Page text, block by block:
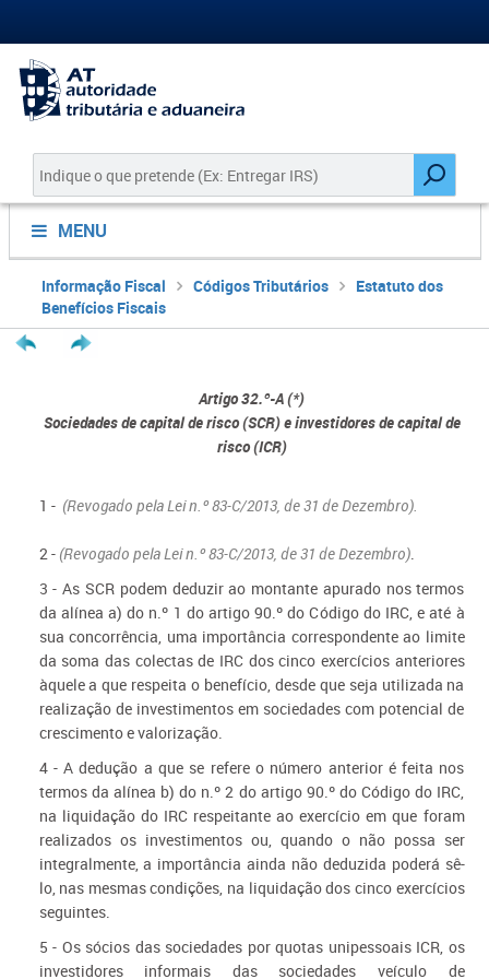
MENU
Informação Fiscal Códigos Tributários
Estatuto dos
Benefícios Fiscais
Artigo 32.º-A (*)
Sociedades de capital de risco (SCR) e investidores de capital de
risco (ICR)
1 - (Revogado pela Lei n.º 83-C/2013, de 31 de Dezembro).
2 - (Revogado pela Lei n.º 83-C/2013, de 31 de Dezembro).
3 - As SCR podem deduzir ao montante apurado nos termos
da alínea a) do n.º 1 do artigo 90.º do Código do IRC, e até à
sua concorrência, uma importância correspondente ao limite
da soma das colectas de IRC dos cinco exercícios anteriores
àquele a que respeita o benefício, desde que seja utilizada na
realização de investimentos em sociedades com potencial de
crescimento e valorização.
4 - A dedução a que se refere o número anterior é feita nos
termos da alínea b) do n.º 2 do artigo 90.º do Código do IRC,
na liquidação do IRC respeitante ao exercício em que foram
realizados os investimentos ou, quando o não possa ser
integralmente, a importância ainda não deduzida poderá sê-
lo, nas mesmas condições, na liquidação dos cinco exercícios
seguintes.
5 - Os sócios das sociedades por quotas unipessoais ICR, os
investidores informais das sociedades veículo de